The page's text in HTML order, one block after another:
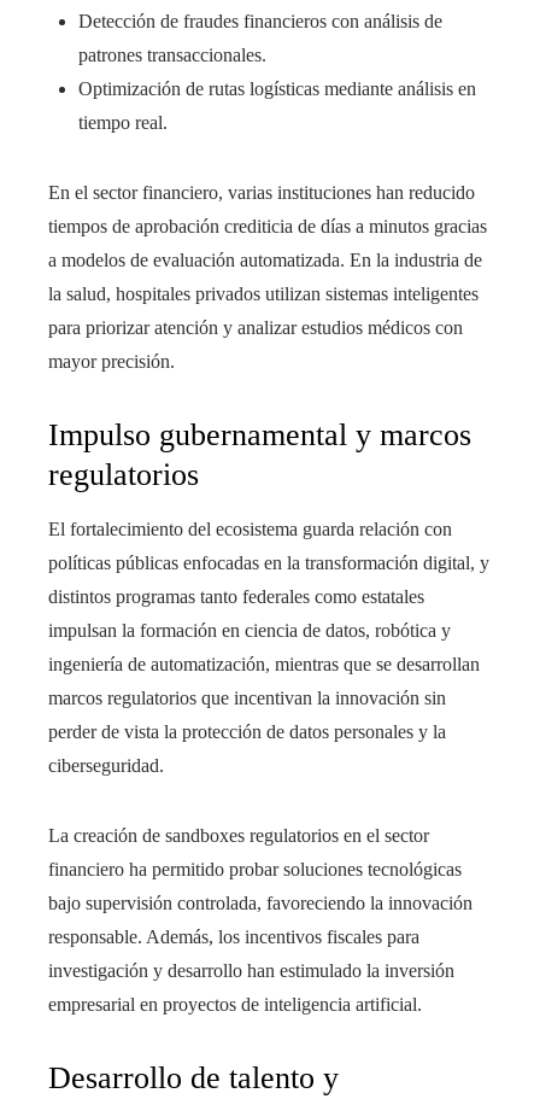
Detección de fraudes financieros con análisis de
patrones transaccionales.
Optimización de rutas logísticas mediante análisis en
tiempo real.
En el sector financiero, varias instituciones han reducido
tiempos de aprobación crediticia de días a minutos gracias
a modelos de evaluación automatizada. En la industria de
la salud, hospitales privados utilizan sistemas inteligentes
para priorizar atención y analizar estudios médicos con
mayor precisión.
Impulso gubernamental y marcos
regulatorios
El fortalecimiento del ecosistema guarda relación con
políticas públicas enfocadas en la transformación digital, y
distintos programas tanto federales como estatales
impulsan la formación en ciencia de datos, robótica y
ingeniería de automatización, mientras que se desarrollan
marcos regulatorios que incentivan la innovación sin
perder de vista la protección de datos personales y la
ciberseguridad.
La creación de sandboxes regulatorios en el sector
financiero ha permitido probar soluciones tecnológicas
bajo supervisión controlada, favoreciendo la innovación
responsable. Además, los incentivos fiscales para
investigación y desarrollo han estimulado la inversión
empresarial en proyectos de inteligencia artificial.
Desarrollo de talento y